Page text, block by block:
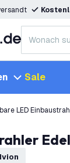
Sale
LED